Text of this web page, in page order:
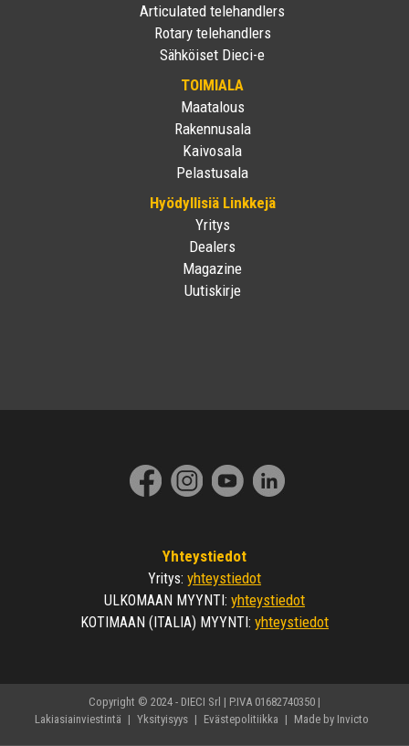
Articulated telehandlers
Rotary telehandlers
Sähköiset Dieci-e
TOIMIALA
Maatalous
Rakennusala
Kaivosala
Pelastusala
Hyödyllisiä Linkkejä
Yritys
Dealers
Magazine
Uutiskirje
Yhteystiedot
Yritys: yhteystiedot
ULKOMAAN MYYNTI: yhteystiedot
KOTIMAAN (ITALIA) MYYNTI: yhteystiedot
Copyright © 2024 - DIECI Srl | P.IVA 01682740350 |
Lakiasiainviestintä | Yksityisyys | Evästepolitiikka | Made by Invicto